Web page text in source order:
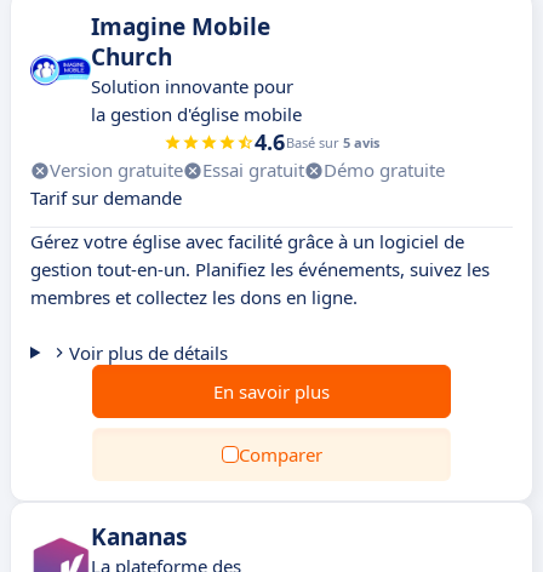
Imagine Mobile
Church
Solution innovante pour
la gestion d'église mobile
4.6Basé sur 5 avis
Version gratuite Essai gratuit
Démo gratuite
Tarif sur demande
Gérez votre église avec facilité grâce à un logiciel de
gestion tout-en-un. Planifiez les événements, suivez les
membres et collectez les dons en ligne.
Voir plus de détails
En savoir plus
Comparer
Kananas
La plateforme des